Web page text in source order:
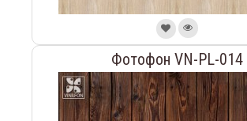
Фотофон VN-PL-014